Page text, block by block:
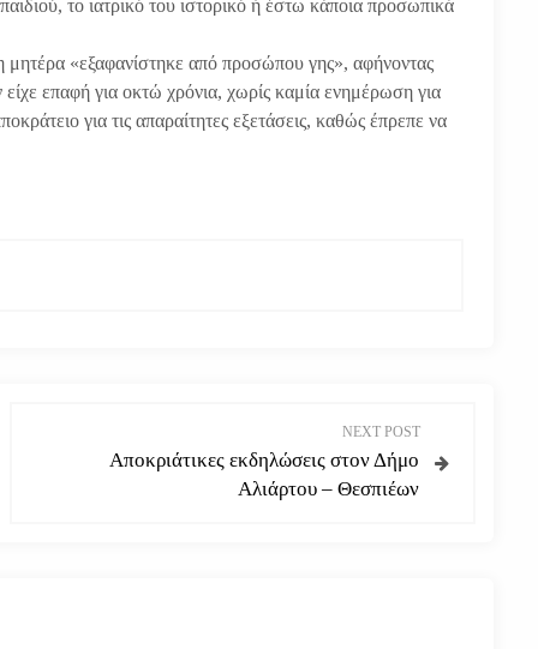
το ιατρικό του ιστορικό ή έστω κάποια προσωπικά
«εξαφανίστηκε από προσώπου γης», αφήνοντας
επαφή για οκτώ χρόνια, χωρίς καμία ενημέρωση για
για τις απαραίτητες εξετάσεις, καθώς έπρεπε να
NEXT POST
Αποκριάτικες εκδηλώσεις στον Δήμο
Αλιάρτου – Θεσπιέων